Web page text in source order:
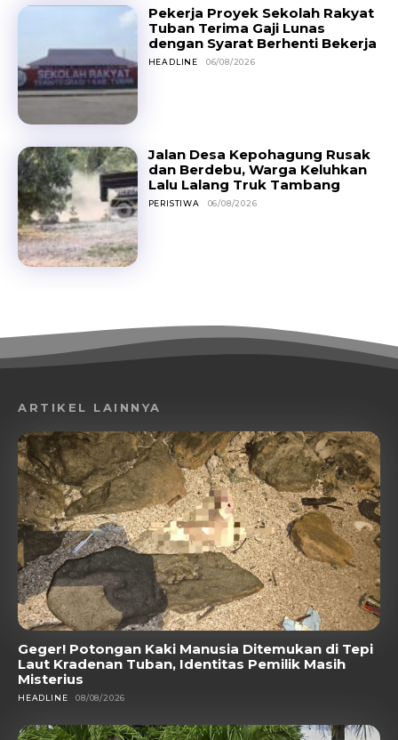
Pekerja Proyek Sekolah Rakyat
Tuban Terima Gaji Lunas
dengan Syarat Berhenti Bekerja
HEADLINE 06/08/2026
Jalan Desa Kepohagung Rusak
dan Berdebu, Warga Keluhkan
Lalu Lalang Truk Tambang
PERISTIWA 06/08/2026
ARTIKEL LAINNYA
Geger! Potongan Kaki Manusia Ditemukan di Tepi
Laut Kradenan Tuban, Identitas Pemilik Masih
Misterius
HEADLINE 08/08/2026